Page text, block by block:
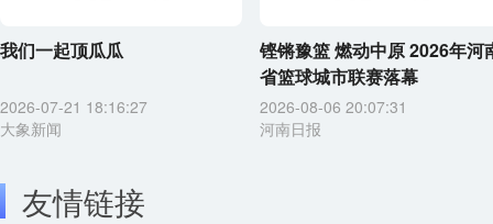
我们一起顶瓜瓜
2026-07-21 18:16:27
大象新闻
铿锵豫篮 燃动中原 2026年河
省篮球城市联赛落幕
2026-08-06 20:07:31
河南日报
友情链接